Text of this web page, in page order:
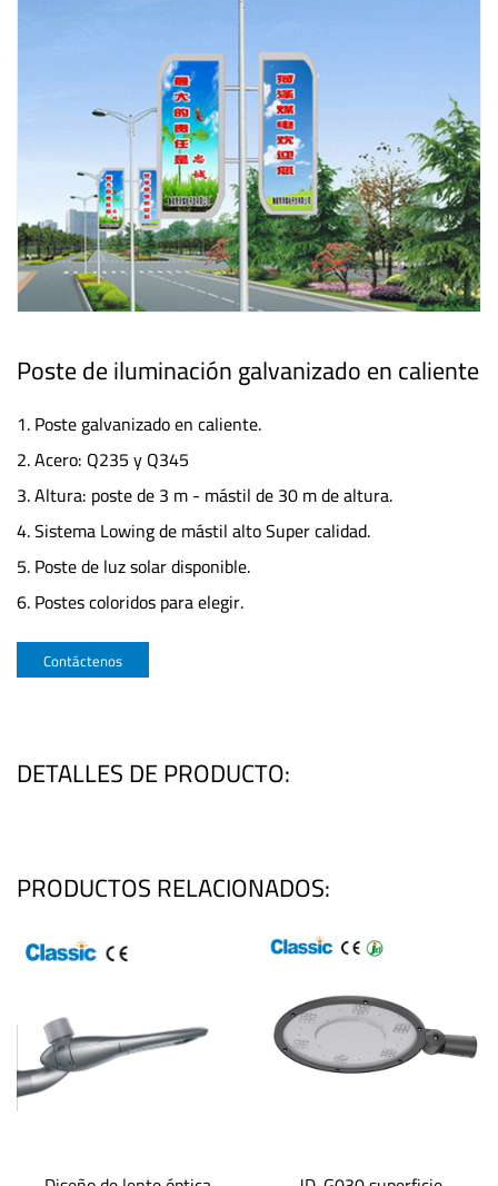
Poste de iluminación galvanizado en caliente
1. Poste galvanizado en caliente.
2. Acero: Q235 y Q345
3. Altura: poste de 3 m - mástil de 30 m de altura.
4. Sistema Lowing de mástil alto Super calidad.
5. Poste de luz solar disponible.
6. Postes coloridos para elegir.
Contáctenos
DETALLES DE PRODUCTO:
PRODUCTOS RELACIONADOS: